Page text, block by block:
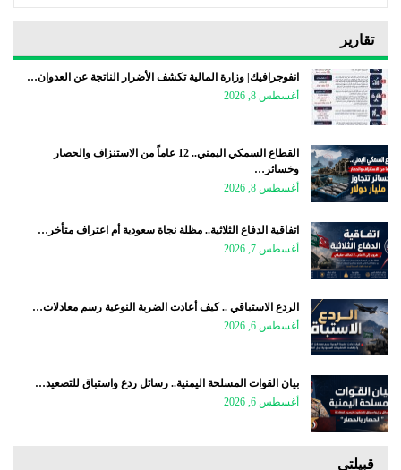
تقارير
انفوجرافيك| وزارة المالية تكشف الأضرار الناتجة عن العدوان…
أغسطس 8, 2026
القطاع السمكي اليمني.. 12 عاماً من الاستنزاف والحصار
وخسائر…
أغسطس 8, 2026
اتفاقية الدفاع الثلاثية.. مظلة نجاة سعودية أم اعتراف متأخر…
أغسطس 7, 2026
الردع الاستباقي .. كيف أعادت الضربة النوعية رسم معادلات…
أغسطس 6, 2026
بيان القوات المسلحة اليمنية.. رسائل ردع واستباق للتصعيد…
أغسطس 6, 2026
قبيلتي